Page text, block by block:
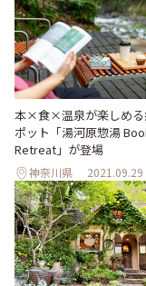
本×食×温泉が楽しめる
ポット「湯河原惣湯
Retreat」が登場
神奈川県 2021.09.29